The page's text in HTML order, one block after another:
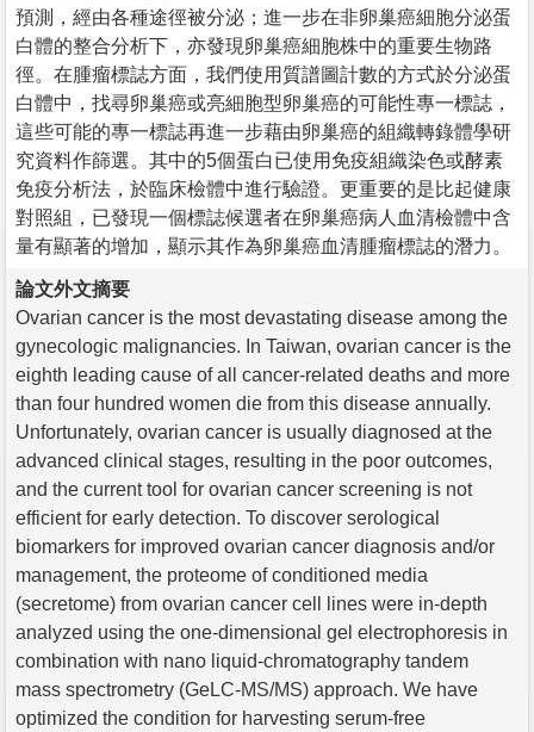
預測，經由各種途徑被分泌；進一步在非卵巢癌細胞分泌蛋
白體的整合分析下，亦發現卵巢癌細胞株中的重要生物路
徑。在腫瘤標誌方面，我們使用質譜圖計數的方式於分泌蛋
白體中，找尋卵巢癌或亮細胞型卵巢癌的可能性專一標誌，
這些可能的專一標誌再進一步藉由卵巢癌的組織轉錄體學研
究資料作篩選。其中的5個蛋白已使用免疫組織染色或酵素
免疫分析法，於臨床檢體中進行驗證。更重要的是比起健康
對照組，已發現一個標誌候選者在卵巢癌病人血清檢體中含
量有顯著的增加，顯示其作為卵巢癌血清腫瘤標誌的潛力。
論文外文摘要
Ovarian cancer is the most devastating disease among the
gynecologic malignancies. In Taiwan, ovarian cancer is the
eighth leading cause of all cancer-related deaths and more
than four hundred women die from this disease annually.
Unfortunately, ovarian cancer is usually diagnosed at the
advanced clinical stages, resulting in the poor outcomes,
and the current tool for ovarian cancer screening is not
efficient for early detection. To discover serological
biomarkers for improved ovarian cancer diagnosis and/or
management, the proteome of conditioned media
(secretome) from ovarian cancer cell lines were in-depth
analyzed using the one-dimensional gel electrophoresis in
combination with nano liquid-chromatography tandem
mass spectrometry (GeLC-MS/MS) approach. We have
optimized the condition for harvesting serum-free